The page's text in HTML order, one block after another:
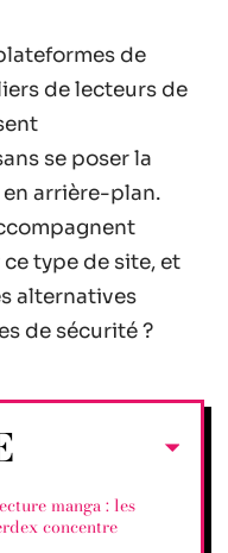
de
de lecteurs de
se poser la
arrière-plan.
type de site, et
alternatives
de sécurité ?
manga : les
concentre